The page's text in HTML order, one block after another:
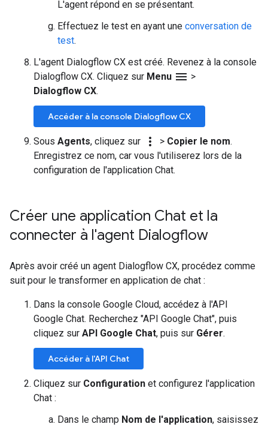
L'agent répond en se présentant.
Effectuez le test en ayant une conversation de
test.
L'agent Dialogflow CX est créé. Revenez à la console
Dialogflow CX. Cliquez sur Menu menu >
Dialogflow CX.
Accéder à la console Dialogflow CX
Sous Agents, cliquez sur more_vert > Copier le nom.
Enregistrez ce nom, car vous l'utiliserez lors de la
configuration de l'application Chat.
Créer une application Chat et la
connecter à l'agent Dialogflow
Après avoir créé un agent Dialogflow CX, procédez comme
suit pour le transformer en application de chat :
Dans la console Google Cloud, accédez à l'API
Google Chat. Recherchez "API Google Chat", puis
cliquez sur API Google Chat, puis sur Gérer.
Accéder à l'API Chat
Cliquez sur Configuration et configurez l'application
Chat :
Dans le champ Nom de l'application, saisissez